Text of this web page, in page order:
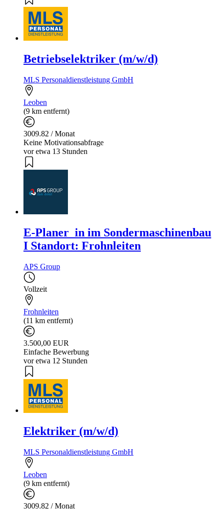
Betriebselektriker (m/w/d)
MLS Personaldienstleistung GmbH
Leoben
(9 km entfernt)
3009.82 / Monat
Keine Motivationsabfrage
vor etwa 13 Stunden
E-Planer_in im Sondermaschinenbau
I Standort: Frohnleiten
APS Group
Vollzeit
Frohnleiten
(11 km entfernt)
3.500,00 EUR
Einfache Bewerbung
vor etwa 12 Stunden
Elektriker (m/w/d)
MLS Personaldienstleistung GmbH
Leoben
(9 km entfernt)
3009.82 / Monat